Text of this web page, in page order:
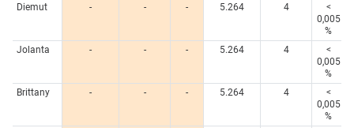
Diemut
- - - 5.264 4
<
0,005
%
Jolanta
- - - 5.264 4
<
0,005
%
Brittany
- - - 5.264 4
<
0,005
%